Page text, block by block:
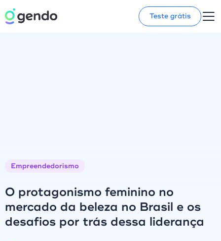
Teste grátis
Empreendedorismo
O protagonismo feminino no
mercado da beleza no Brasil e os
desafios por trás dessa liderança